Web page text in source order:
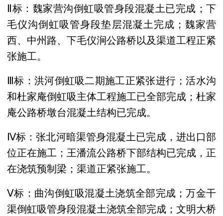
Ⅱ标：魏家营沟倒虹吸管身段混凝土已完成；下
毛仪沟倒虹吸管身段垫层混凝土完成；魏家营
西、中州路、下毛仪涧公路桥以及渠道工程正紧
张施工。
Ⅲ标：洪河倒虹吸二期施工正紧张进行；活水沟
和杜家庵倒虹吸主体工程施工已全部完成；杜家
庵公路桥墩台混凝土结构已完成。
Ⅳ标：张北河暗渠管身混凝土已完成，进出口部
位正在施工；王潘流公路桥下部结构已完成，正
在浇筑预制梁；渠道正紧张施工。
Ⅴ标：曲沟倒虹吸混凝土浇筑全部完成；万金干
渠倒虹吸管身段混凝土浇筑全部完成；文明大桥